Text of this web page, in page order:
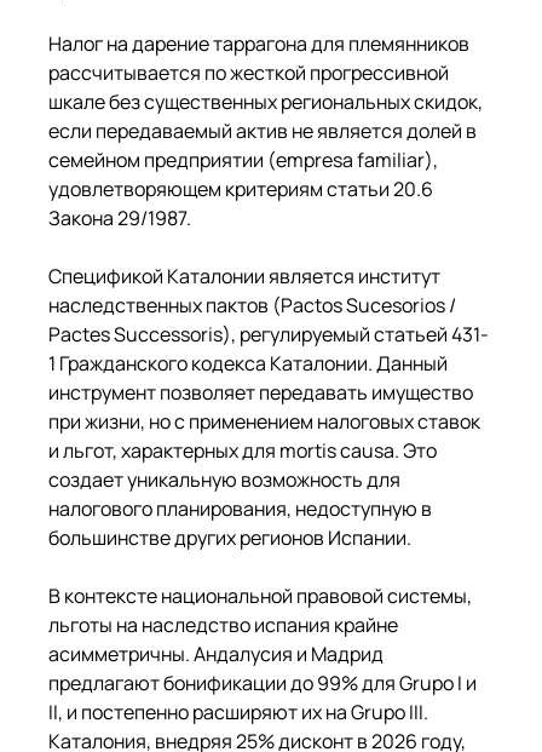
Налог на дарение таррагона для племянников
рассчитывается по жесткой прогрессивной
шкале без существенных региональных скидок,
если передаваемый актив не является долей в
семейном предприятии (empresa familiar),
удовлетворяющем критериям статьи 20.6
Закона 29/1987.
Спецификой Каталонии является институт
наследственных пактов (Pactos Sucesorios /
Pactes Successoris), регулируемый статьей 431-
1 Гражданского кодекса Каталонии. Данный
инструмент позволяет передавать имущество
при жизни, но с применением налоговых ставок
и льгот, характерных для mortis causa. Это
создает уникальную возможность для
налогового планирования, недоступную в
большинстве других регионов Испании.
В контексте национальной правовой системы,
льготы на наследство испания крайне
асимметричны. Андалусия и Мадрид
предлагают бонификации до 99% для Grupo I и
II, и постепенно расширяют их на Grupo III.
Каталония, внедряя 25% дисконт в 2026 году,